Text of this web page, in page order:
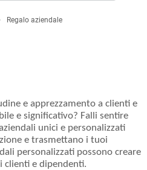
Regalo aziendale
e apprezzamento a clienti e
e significativo? Falli sentire
unici e personalizzati
e trasmettano i tuoi
personalizzati possono creare
e dipendenti.